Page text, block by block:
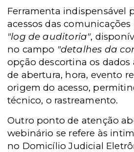
Ferramenta indispensável
acessos das comunicações
"log de auditoria",
no campo "detalhes da
opção descortina os dados
de abertura, hora, evento
origem do acesso,
técnico, o rastreamento.
Outro ponto de atenção
webinário se refere às
no Domicílio Judicial